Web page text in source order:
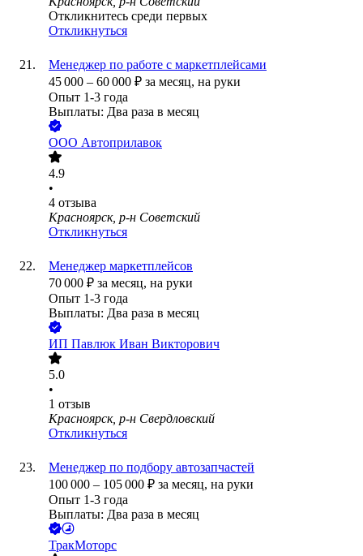
Откликнитесь среди первых
Откликнуться
Менеджер по работе с маркетплейсами
45 000 – 60 000 ₽ за месяц, на руки
Опыт 1-3 года
Выплаты: Два раза в месяц
ООО Автоприлавок
4.9
•
4 отзыва
Красноярск, р-н Советский
Откликнуться
Менеджер маркетплейсов
70 000 ₽ за месяц, на руки
Опыт 1-3 года
Выплаты: Два раза в месяц
ИП Павлюк Иван Викторович
5.0
•
1 отзыв
Красноярск, р-н Свердловский
Откликнуться
Менеджер по подбору автозапчастей
100 000 – 105 000 ₽ за месяц, на руки
Опыт 1-3 года
Выплаты: Два раза в месяц
ТракМоторс